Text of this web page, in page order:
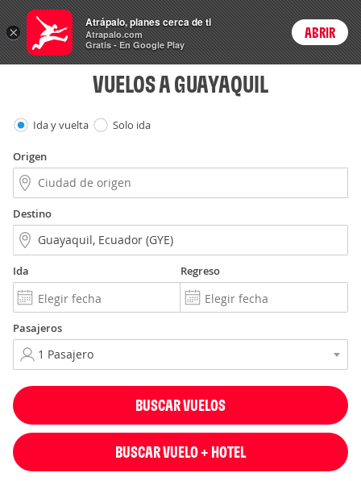
Vuelos Login
VUELOS A GUAYAQUIL
Ida y vuelta Solo ida
Origen
Destino
Ida Regreso
Pasajeros
BUSCAR VUELOS
BUSCAR VUELO + HOTEL
×
Atrápalo, planes cerca de ti
Atrapalo.com
Gratis - En Google Play
ABRIR